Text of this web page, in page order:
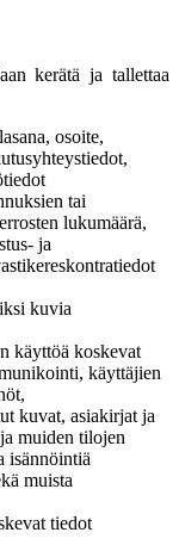
kerätä ja tallettaa
osoite,
tai
lukumäärä,
ja
kuvia
käyttöä koskevat
käyttäjien
kuvat, asiakirjat ja
muiden tilojen
isännöintiä
muista
tiedot